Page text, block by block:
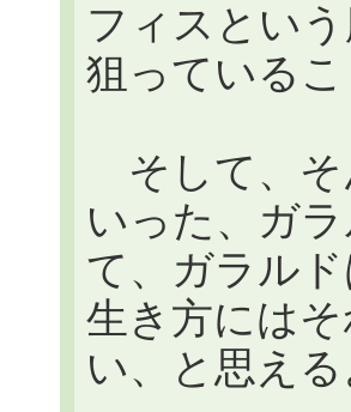
フィスとい
狙っている
そして、そ
いった、ガ
て、ガラル
生き方には
い、と思え